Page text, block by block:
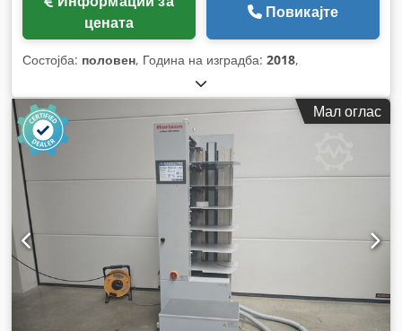
цената
Повикајте
Состојба: половен, Година на изградба: 2018,
Мал оглас